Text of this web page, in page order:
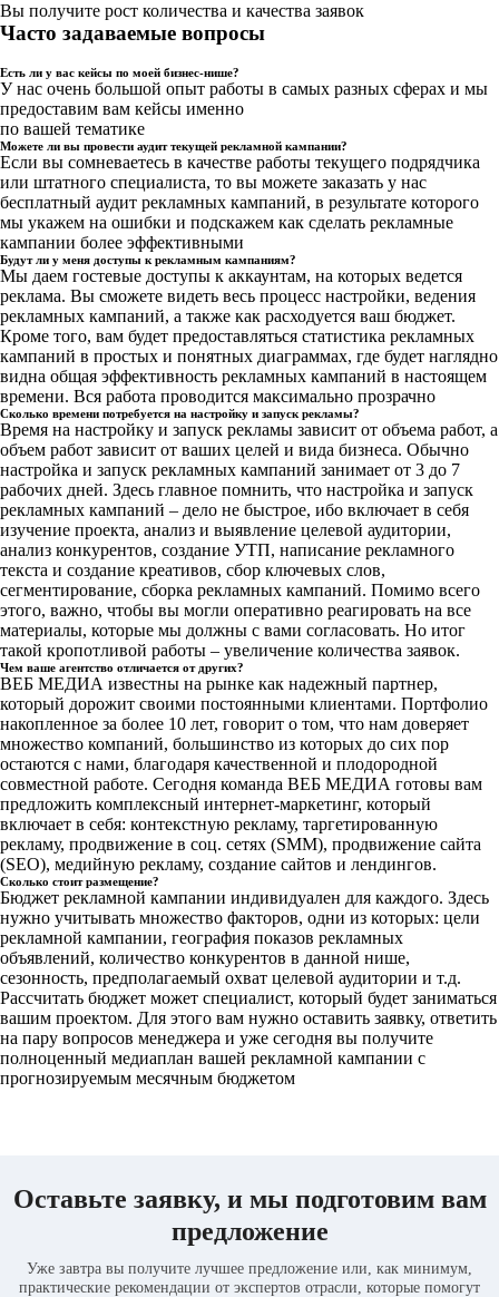
Вы получите рост количества и качества заявок
Часто задаваемые вопросы
Есть ли у вас кейсы по моей бизнес-нише?
У нас очень большой опыт работы в самых разных сферах и мы
предоставим вам кейсы именно
по вашей тематике
Можете ли вы провести аудит текущей рекламной кампании?
Если вы сомневаетесь в качестве работы текущего подрядчика
или штатного специалиста, то вы можете заказать у нас
бесплатный аудит рекламных кампаний, в результате которого
мы укажем на ошибки и подскажем как сделать рекламные
кампании более эффективными
Будут ли у меня доступы к рекламным кампаниям?
Мы даем гостевые доступы к аккаунтам, на которых ведется
реклама. Вы сможете видеть весь процесс настройки, ведения
рекламных кампаний, а также как расходуется ваш бюджет.
Кроме того, вам будет предоставляться статистика рекламных
кампаний в простых и понятных диаграммах, где будет наглядно
видна общая эффективность рекламных кампаний в настоящем
времени. Вся работа проводится максимально прозрачно
Сколько времени потребуется на настройку и запуск рекламы?
Время на настройку и запуск рекламы зависит от объема работ, а
объем работ зависит от ваших целей и вида бизнеса. Обычно
настройка и запуск рекламных кампаний занимает от 3 до 7
рабочих дней. Здесь главное помнить, что настройка и запуск
рекламных кампаний – дело не быстрое, ибо включает в себя
изучение проекта, анализ и выявление целевой аудитории,
анализ конкурентов, создание УТП, написание рекламного
текста и создание креативов, сбор ключевых слов,
сегментирование, сборка рекламных кампаний. Помимо всего
этого, важно, чтобы вы могли оперативно реагировать на все
материалы, которые мы должны с вами согласовать. Но итог
такой кропотливой работы – увеличение количества заявок.
Чем ваше агентство отличается от других?
ВЕБ МЕДИА известны на рынке как надежный партнер,
который дорожит своими постоянными клиентами. Портфолио
накопленное за более 10 лет, говорит о том, что нам доверяет
множество компаний, большинство из которых до сих пор
остаются с нами, благодаря качественной и плодородной
совместной работе. Сегодня команда ВЕБ МЕДИА готовы вам
предложить комплексный интернет-маркетинг, который
включает в себя: контекстную рекламу, таргетированную
рекламу, продвижение в соц. сетях (SMM), продвижение сайта
(SEO), медийную рекламу, создание сайтов и лендингов.
Сколько стоит размещение?
Бюджет рекламной кампании индивидуален для каждого. Здесь
нужно учитывать множество факторов, одни из которых: цели
рекламной кампании, география показов рекламных
объявлений, количество конкурентов в данной нише,
сезонность, предполагаемый охват целевой аудитории и т.д.
Рассчитать бюджет может специалист, который будет заниматься
вашим проектом. Для этого вам нужно оставить заявку, ответить
на пару вопросов менеджера и уже сегодня вы получите
полноценный медиаплан вашей рекламной кампании с
прогнозируемым месячным бюджетом
Оставьте заявку, и мы подготовим вам
предложение
Уже завтра вы получите лучшее предложение или, как минимум,
практические рекомендации от экспертов отрасли, которые помогут